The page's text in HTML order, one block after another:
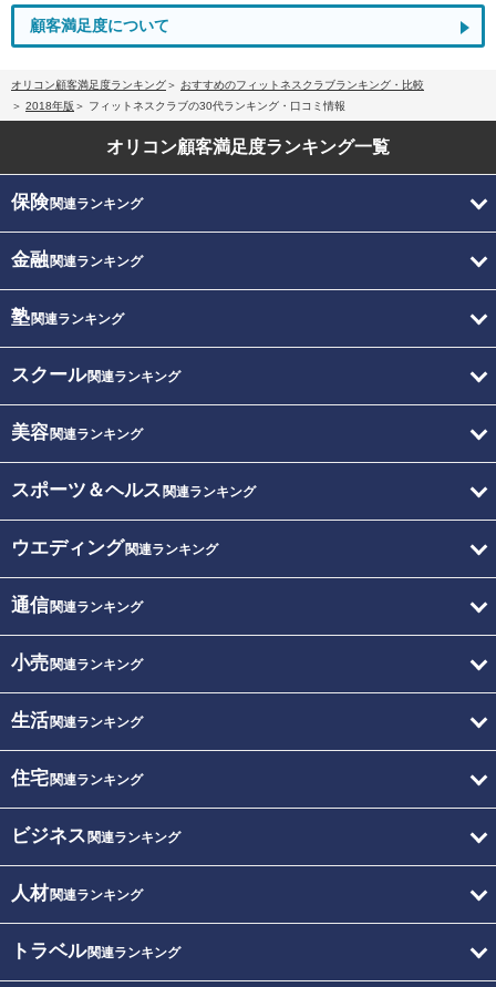
顧客満足度について
オリコン顧客満足度ランキング
おすすめのフィットネスクラブランキング・比較
2018年版
フィットネスクラブの30代ランキング・口コミ情報
オリコン顧客満足度ランキング一覧
保険関連ランキング
金融関連ランキング
塾関連ランキング
スクール関連ランキング
美容関連ランキング
スポーツ＆ヘルス 関連ランキング
ウエディング関連ランキング
通信関連ランキング
小売関連ランキング
生活関連ランキング
住宅関連ランキング
ビジネス 関連ランキング
人材関連ランキング
トラベル関連ランキング